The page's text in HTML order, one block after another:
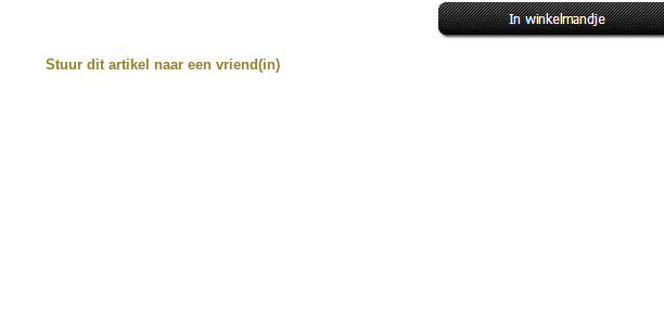
Stuur dit artikel naar een vriend(in)